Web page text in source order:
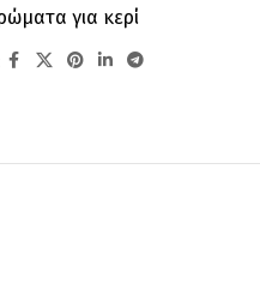
για κερί